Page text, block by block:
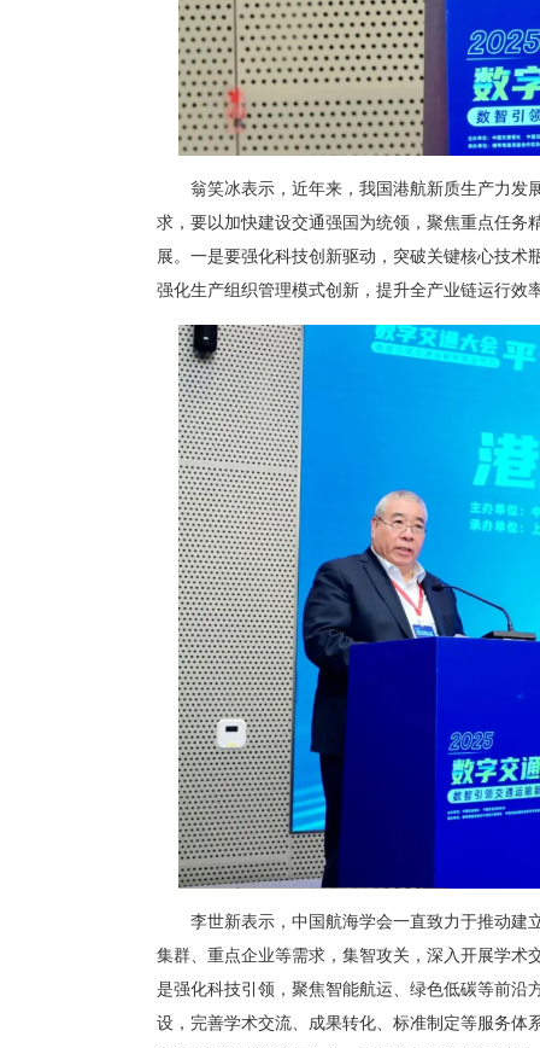
翁笑冰表示，近年来，我国港航新质生产力发
求，要以加快建设交通强国为统领，聚焦重点任务
展。一是要强化科技创新驱动，突破关键核心技
强化生产组织管理模式创新，提升全产业链运行效
李世新表示，中国航海学会一直致力于推动建
集群、重点企业等需求，集智攻关，深入开展学术
是强化科技引领，聚焦智能航运、绿色低碳等前沿
设，完善学术交流、成果转化、标准制定等服务体